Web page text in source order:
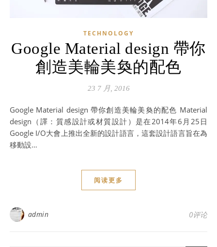
TECHNOLOGY
Google Material design 帶你
創造美輪美奐的配色
23 7 月, 2016
Google Material design 帶你創造美輪美奐的配色 Material
design（譯：質感設計或材質設計）是在2014年6月25日
Google I/O大會上推出全新的設計語言，這套設計語言旨在為
移動設…
阅读更多
admin 0评论